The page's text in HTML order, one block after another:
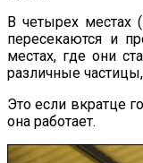
В четырех местах
пересекаются и
местах, где они
различные
Это если вкратце
она работает.